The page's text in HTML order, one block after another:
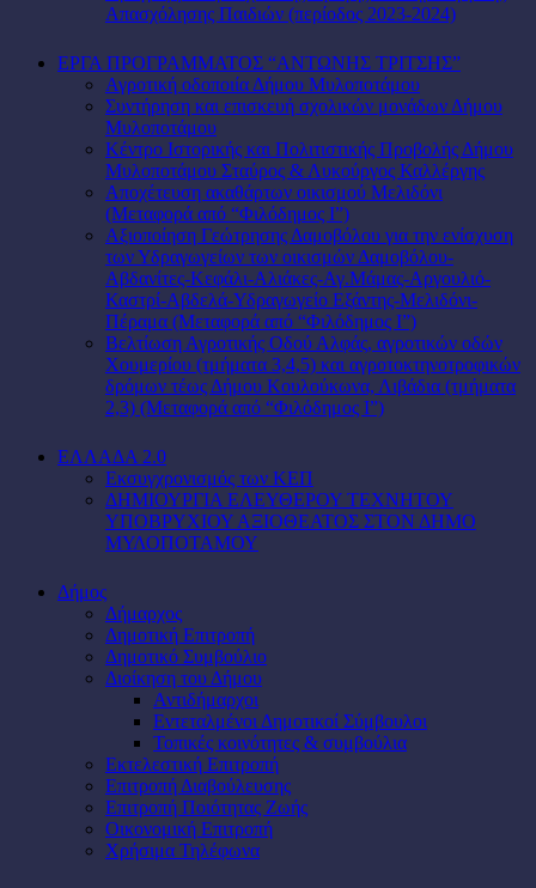
Απασχόλησης Παιδιών (περίοδος 2023-2024)
ΕΡΓΑ ΠΡΟΓΡΑΜΜΑΤΟΣ “ΑΝΤΩΝΗΣ ΤΡΙΤΣΗΣ”
Αγροτική οδοποιία Δήμου Μυλοποτάμου
Συντήρηση και επισκευή σχολικών μονάδων Δήμου
Μυλοποτάμου
Κέντρο Ιστορικής και Πολιτιστικής Προβολής Δήμου
Μυλοποτάμου Σταύρος & Λυκούργος Καλλέργης
Αποχέτευση ακαθάρτων οικισμού Μελιδόνι
(Μεταφορά από “Φιλόδημος Ι”)
Αξιοποίηση Γεώτρησης Δαμοβόλου για την ενίσχυση
των Υδραγωγείων των οικισμών Δαμοβόλου-
Αβδανίτες-Κεφάλι-Αλιάκες-Αγ.Μάμας-Αργουλιό-
Καστρί-Αβδελά-Υδραγωγείο Εξάντης-Μελιδόνι-
Πέραμα (Μεταφορά από “Φιλόδημος Ι”)
Βελτίωση Αγροτικής Οδού Αλφάς, αγροτικών οδών
Χουμερίου (τμήματα 3,4,5) και αγροτοκτηνοτροφικών
δρόμων τέως Δήμου Κουλούκωνα, Λιβάδια (τμήματα
2,3) (Μεταφορά από “Φιλόδημος Ι”)
ΕΛΛΑΔΑ 2.0
Εκσυγχρονισμός των ΚΕΠ
ΔΗΜΙΟΥΡΓΙΑ ΕΛΕΥΘΕΡΟΥ ΤΕΧΝΗΤΟΥ
ΥΠΟΒΡΥΧΙΟΥ ΑΞΙΟΘΕΑΤΟΣ ΣΤΟΝ ΔΗΜΟ
ΜΥΛΟΠΟΤΑΜΟΥ
Δήμος
Δήμαρχος
Δημοτική Επιτροπή
Δημοτικό Συμβούλιο
Διοίκηση του Δήμου
Αντιδήμαρχοι
Εντεταλμένοι Δημοτικοί Σύμβουλοι
Τοπικές κοινότητες & συμβούλια
Εκτελεστική Επιτροπή
Επιτροπή Διαβούλευσης
Επιτροπή Ποιότητας Ζωής
Οικονομική Επιτροπή
Χρήσιμα Τηλέφωνα